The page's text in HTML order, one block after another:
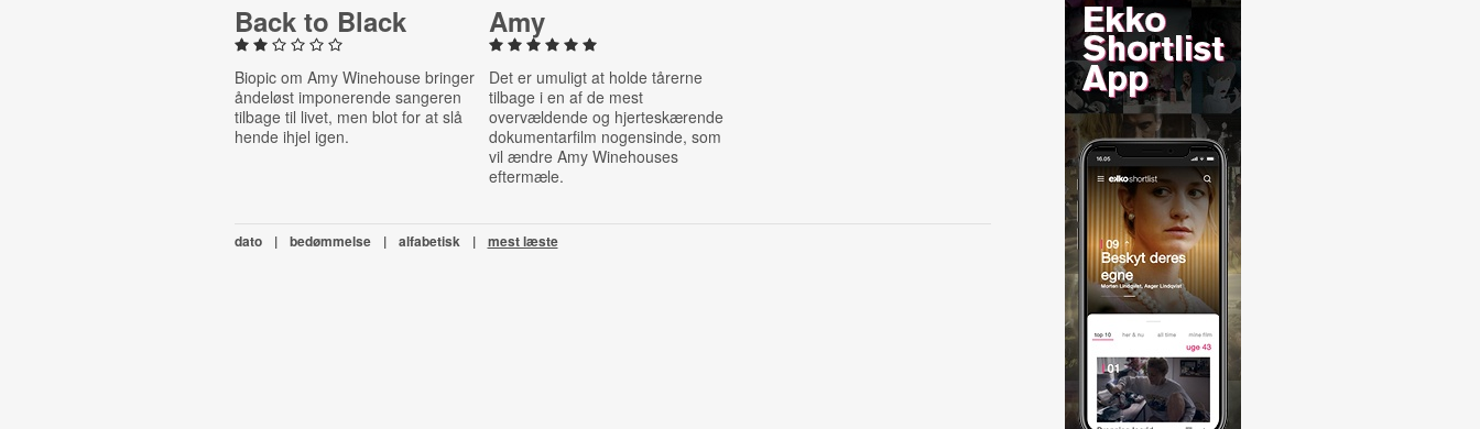
Back to Black
Biopic om Amy Winehouse bringer
åndeløst imponerende sangeren
tilbage til livet, men blot for at slå
hende ihjel igen.
Amy
Det er umuligt at holde tårerne
tilbage i en af de mest
overvældende og hjerteskærende
dokumentarfilm nogensinde, som
vil ændre Amy Winehouses
eftermæle.
dato | bedømmelse | alfabetisk | mest læste